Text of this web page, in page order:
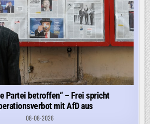
Partei betroffen“ – Frei spricht
mit AfD aus
08-08-2026